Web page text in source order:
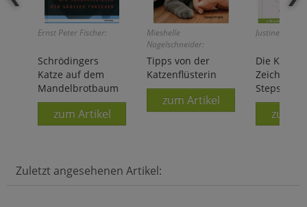
Ernst Peter Fischer:
Schrödingers
Katze auf dem
Mandelbrotbaum
zum Artikel
Mieshelle
Nagelschneider:
Tipps von der
Katzenflüsterin
zum Artikel
Justine
Die Kunst
Steps
zum
Zuletzt angesehenen Artikel: